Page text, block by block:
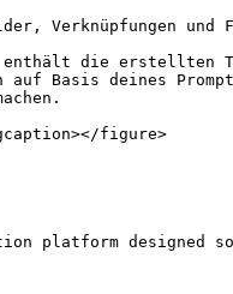
Verknüpfungen und
die erstellten
auf Basis deines
figure>
platform designed